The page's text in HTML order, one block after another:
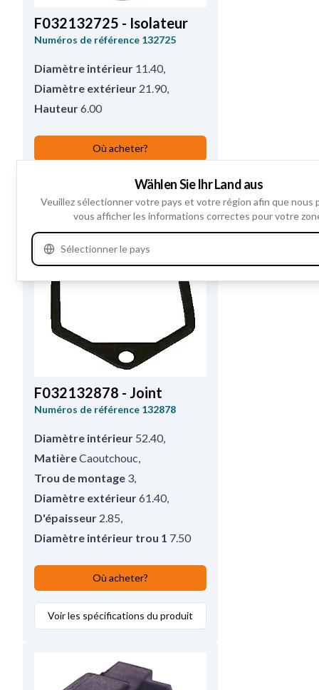
F032132725 - Isolateur
Numéros de référence 132725
Diamètre intérieur 11.40,
Diamètre extérieur 21.90,
Hauteur6.00
Où acheter?
Voir les spécifications du produit
F032132878 - Joint
Numéros de référence 132878
Diamètre intérieur 52.40,
MatièreCaoutchouc
Trou de montage 3
Diamètre extérieur61.40,
D'épaisseur 2.85
Diamètre intérieur trou 1 7.50
Où acheter?
Voir les spécifications du produit
Wählen Sie Ihr Land aus
Veuillez sélectionner votre pays et votre région afin que nous
vous afficher les informations correctes pour votre
Sélectionner le pays